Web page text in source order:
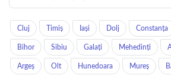
Cluj Timiș Iași Dolj Constanța
Bihor Sibiu Galați Mehedinți
Argeș Olt Hunedoara Mureș